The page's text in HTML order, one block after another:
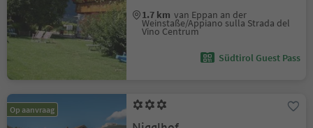
1.7 km van Eppan an der
Weinstaße/Appiano sulla Strada del
Vino Centrum
Südtirol Guest Pass
Op aanvraag